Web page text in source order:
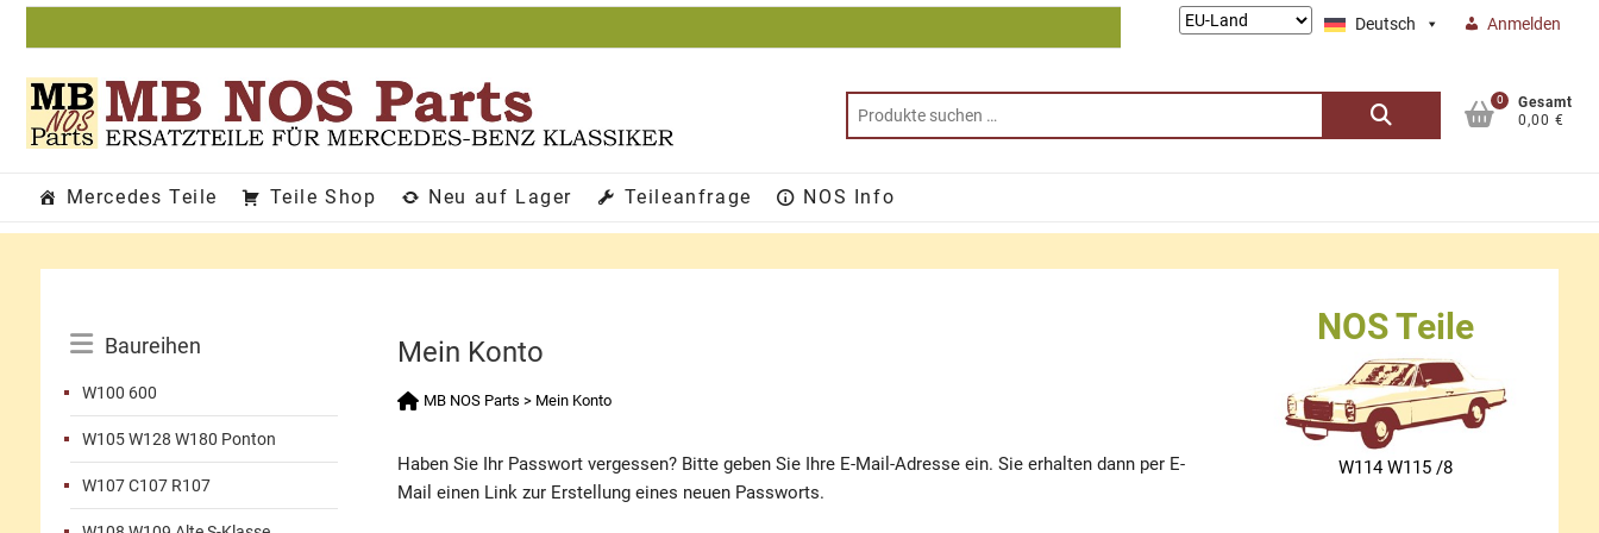
Zum
Deutsch Anmelden
Lieferung
Suchen
0
Gesamt
0,00 €
Mercedes Teile Teile Shop Neu auf Lager Teileanfrage NOS Info
Baureihen
W100 600
W105 W128 W180 Ponton
W107 C107 R107
Mein Konto
MB NOS Parts > Mein Konto
Haben Sie Ihr Passwort vergessen? Bitte geben Sie Ihre E-Mail-Adresse ein. Sie erhalten dann per E-
Mail einen Link zur Erstellung eines neuen Passworts.
NOS Teile
W114 W115 /8